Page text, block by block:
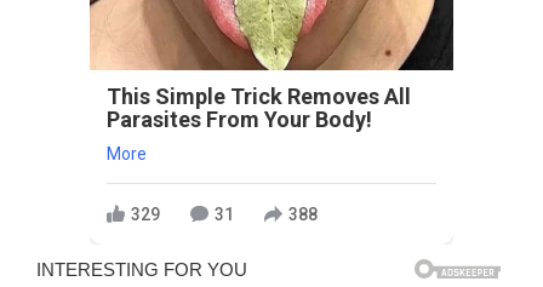
This Simple Trick Removes All
Parasites From Your Body!
More
329 31 388